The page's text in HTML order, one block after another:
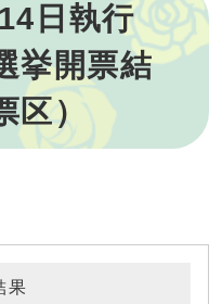
14日執行
挙開票結
区）
果